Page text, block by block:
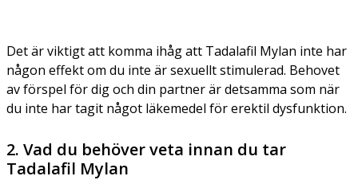
Det är viktigt att komma ihåg att Tadalafil Mylan inte har
någon effekt om du inte är sexuellt stimulerad. Behovet
av förspel för dig och din partner är detsamma som när
du inte har tagit något läkemedel för erektil dysfunktion.
2. Vad du behöver veta innan du tar
Tadalafil Mylan